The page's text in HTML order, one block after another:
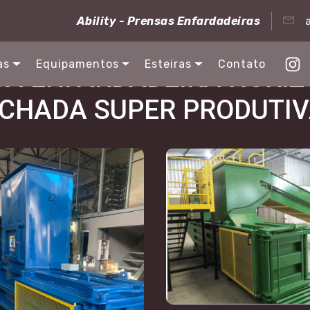
ENFARDADEIRA
SUPER
Ability - Prensas Enfardadeiras
Equipamentos Esteiras Contato